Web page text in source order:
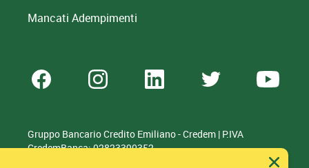
Mancati Adempimenti
Gruppo Bancario Credito Emiliano - Credem | P.IVA
CredemBanca: 02823390352